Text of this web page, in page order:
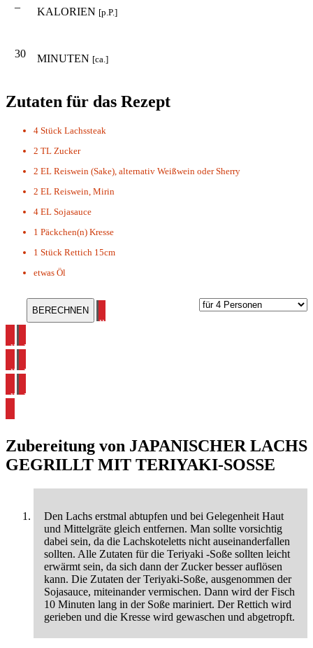
– KALORIEN [p.P.]
30 MINUTEN [ca.]
Zutaten für das Rezept
4 Stück Lachssteak
2 TL Zucker
2 EL Reiswein (Sake), alternativ Weißwein oder Sherry
2 EL Reiswein, Mirin
4 EL Sojasauce
1 Päckchen(n) Kresse
1 Stück Rettich 15cm
etwas Öl
alle Grillrezepte ansehen
alle Räucherfisch Rezepte ansehen
alle Lachs Rezepte ansehen
alle Fisch Rezepte ansehen
Zubereitung von JAPANISCHER LACHS
GEGRILLT MIT TERIYAKI-SOSSE
Den Lachs erstmal abtupfen und bei Gelegenheit Haut
und Mittelgräte gleich entfernen. Man sollte vorsichtig
dabei sein, da die Lachskoteletts nicht auseinanderfallen
sollten. Alle Zutaten für die Teriyaki -Soße sollten leicht
erwärmt sein, da sich dann der Zucker besser auflösen
kann. Die Zutaten der Teriyaki-Soße, ausgenommen der
Sojasauce, miteinander vermischen. Dann wird der Fisch
10 Minuten lang in der Soße mariniert. Der Rettich wird
gerieben und die Kresse wird gewaschen und abgetropft.